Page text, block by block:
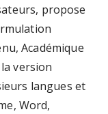
propose
Académique
version
langues et
Word,